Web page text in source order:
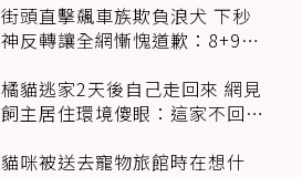
街頭直擊飆車族欺負浪犬 下秒
神反轉讓全網慚愧道歉：8+9救
橘貓逃家2天後自己走回來 網見
飼主居住環境傻眼：這家不回也
貓咪被送去寵物旅館時在想什